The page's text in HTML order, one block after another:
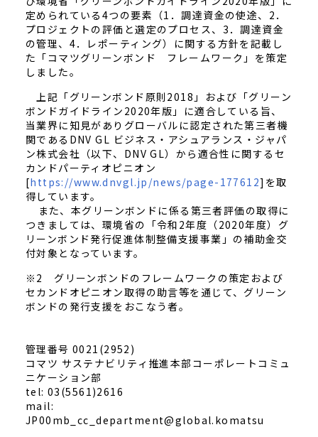
定められている4つの要素（1．調達資金の使途、2．
プロジェクトの評価と選定のプロセス、3．調達資金
の管理、4．レポーティング）に関する方針を記載し
た「コマツグリーンボンド フレームワーク」を策定
しました。
上記「グリーンボンド原則2018」および「グリーン
ボンドガイドライン2020年版」に適合している旨、
当業界に知見がありグローバルに認定された第三者機
関であるDNV GL ビジネス・アシュアランス・ジャパ
ン株式会社（以下、DNV GL）から適合性に関するセ
カンドパーティオピニオン
[https://www.dnvgl.jp/news/page-177612]を取
得しています。
また、本グリーンボンドに係る第三者評価の取得に
つきましては、環境省の「令和2年度（2020年度）グ
リーンボンド発行促進体制整備支援事業」の補助金交
付対象となっています。
※2 グリーンボンドのフレームワークの策定および
セカンドオピニオン取得の助言等を通じて、グリーン
ボンドの発行支援をおこなう者。
管理番号 0021(2952)
コマツ サステナビリティ推進本部コーポレートコミュ
ニケーション部
tel: 03(5561)2616
mail:
JP00mb_cc_department@global.komatsu